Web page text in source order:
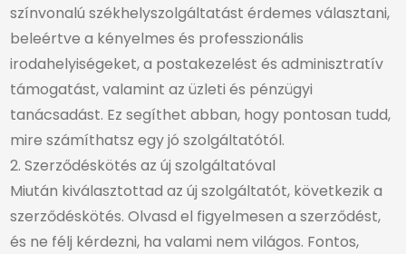
színvonalú székhelyszolgáltatást érdemes választani,
beleértve a kényelmes és professzionális
irodahelyiségeket, a postakezelést és adminisztratív
támogatást, valamint az üzleti és pénzügyi
tanácsadást. Ez segíthet abban, hogy pontosan tudd,
mire számíthatsz egy jó szolgáltatótól.
2. Szerződéskötés az új szolgáltatóval
Miután kiválasztottad az új szolgáltatót, következik a
szerződéskötés. Olvasd el figyelmesen a szerződést,
és ne félj kérdezni, ha valami nem világos. Fontos,